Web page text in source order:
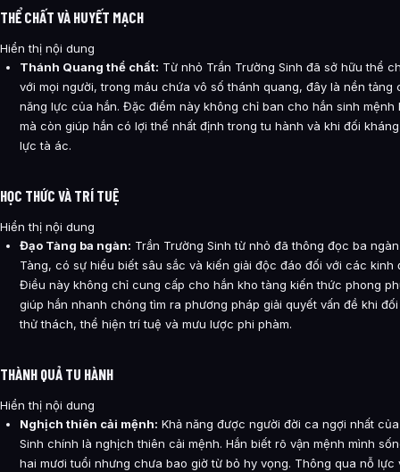
THỂ CHẤT VÀ HUYẾT MẠCH
Hiển thị nội dung
Thánh Quang thể chất: Từ nhỏ Trần Trường Sinh đã sở hữu thể
với mọi người, trong máu chứa vô số thánh quang, đây là nền tảng
năng lực của hắn. Đặc điểm này không chỉ ban cho hắn sinh mệnh
mà còn giúp hắn có lợi thế nhất định trong tu hành và khi đối
lực tà ác.
HỌC THỨC VÀ TRÍ TUỆ
Hiển thị nội dung
Đạo Tàng ba ngàn: Trần Trường Sinh từ nhỏ đã thông đọc ba
Tàng, có sự hiểu biết sâu sắc và kiến giải độc đáo đối với các kinh
Điều này không chỉ cung cấp cho hắn kho tàng kiến thức phong
giúp hắn nhanh chóng tìm ra phương pháp giải quyết vấn đề khi
thử thách, thể hiện trí tuệ và mưu lược phi phàm.
THÀNH QUẢ TU HÀNH
Hiển thị nội dung
Nghịch thiên cải mệnh: Khả năng được người đời ca ngợi nhất
Sinh chính là nghịch thiên cải mệnh. Hắn biết rõ vận mệnh mình
hai mươi tuổi nhưng chưa bao giờ từ bỏ hy vọng. Thông qua nỗ lực